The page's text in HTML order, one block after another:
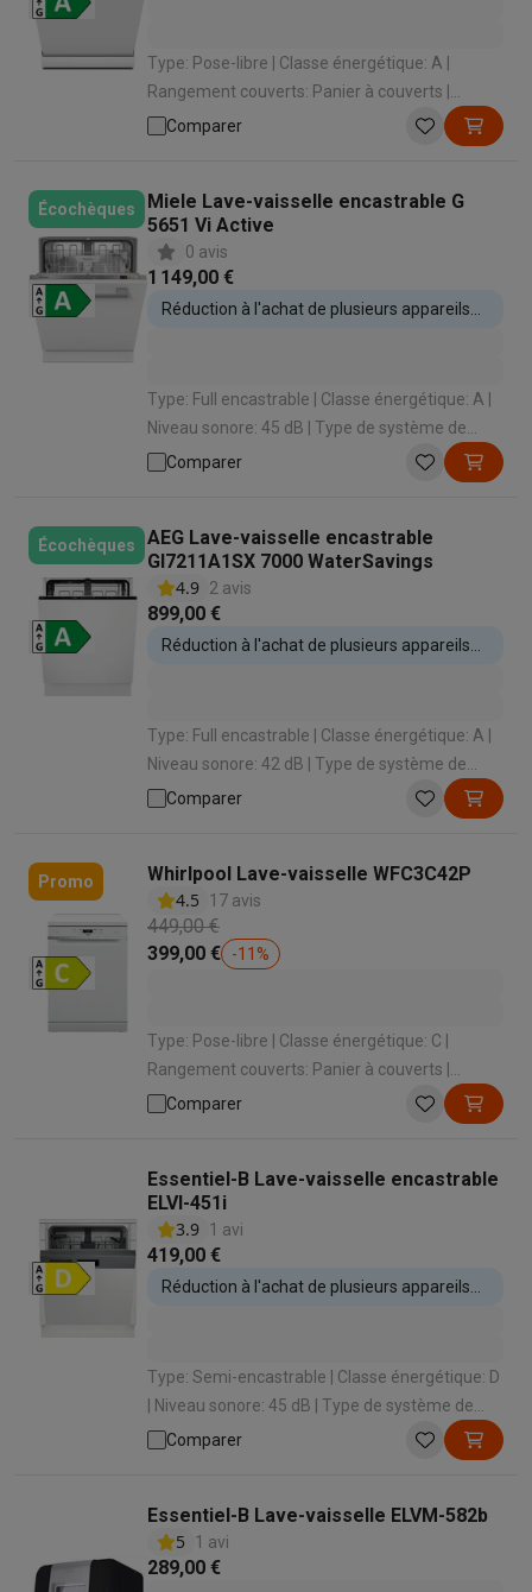
Type: Pose-libre | Classe énergétique: A |
Rangement couverts: Panier à couverts |
Niveau sonore: 43 dB | Classe de niveau sonore:
Comparer
Écochèques
Miele Lave-vaisselle encastrable G
5651 Vi Active
0 avis
1 149,00 €
Réduction à l'achat de plusieurs appareils
Type: Full encastrable | Classe énergétique: A |
Niveau sonore: 45 dB | Type de système de
séchage: Airdry Technology | Ouverture
Comparer
Écochèques
AEG Lave-vaisselle encastrable
GI7211A1SX 7000 WaterSavings
4.9 2 avis
899,00 €
Réduction à l'achat de plusieurs appareils
Type: Full encastrable | Classe énergétique: A |
Niveau sonore: 42 dB | Type de système de
séchage: Airdry Technology | Ouverture
Comparer
Promo
Whirlpool Lave-vaisselle WFC3C42P
4.5
17 avis
449,00 €
399,00 €
-11 %
Type: Pose-libre | Classe énergétique: C |
Rangement couverts: Panier à couverts |
Niveau sonore: 42 dB | Classe de niveau sonore:
Comparer
Essentiel-B Lave-vaisselle encastrable
ELVI-451i
3.9 1 avi
419,00 €
Réduction à l'achat de plusieurs appareils
Type: Semi-encastrable | Classe énergétique: D
| Niveau sonore: 45 dB | Type de système de
séchage: Condensation Statique / Chaleur
Comparer
Essentiel-B Lave-vaisselle ELVM-582b
5
1 avi
289,00 €